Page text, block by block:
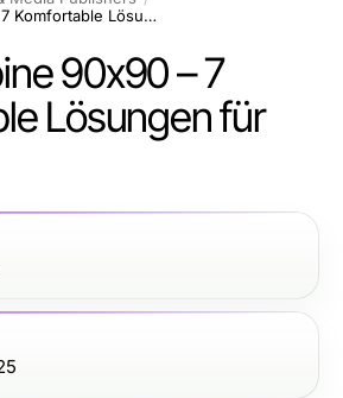
Duschkabine 90x90 – 7 Komfortable Lösungen für Zuhause
90x90 – 7
Lösungen für